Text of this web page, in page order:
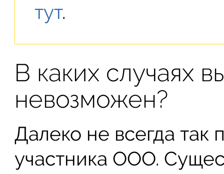
тут.
В каких случаях
невозможен?
Далеко не всегда так
участника ООО.